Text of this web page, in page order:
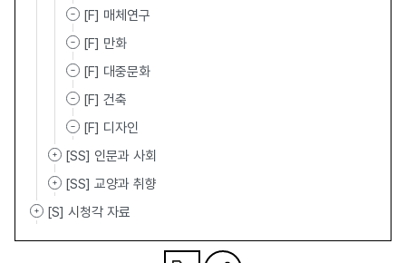
[F] 매체연구
[F] 만화
[F] 대중문화
[F] 건축
[F] 디자인
[SS] 인문과 사회
[SS] 교양과 취향
[S] 시청각 자료